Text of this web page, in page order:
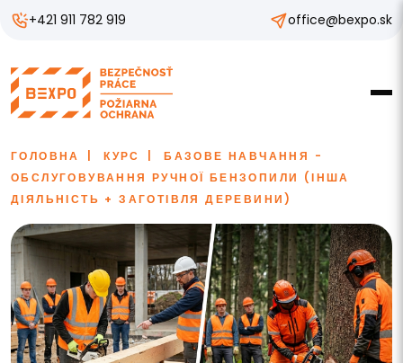
+421 911 782 919 office@bexpo.sk
ГОЛОВНА КУРС
БАЗОВЕ НАВЧАННЯ -
ОБСЛУГОВУВАННЯ РУЧНОЇ БЕНЗОПИЛИ (ІНША
ДІЯЛЬНІСТЬ + ЗАГОТІВЛЯ ДЕРЕВИНИ)